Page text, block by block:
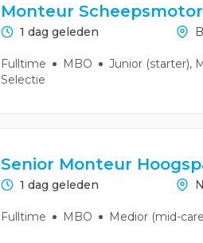
Monteur
1 dag geleden
Fulltime MBO Junior (starter),
Selectie
Senior Monteur
1 dag geleden
Fulltime MBO Medior (mid-